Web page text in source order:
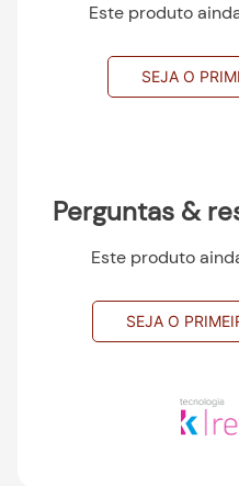
Este produto
SEJA O
Perguntas &
Este produto
SEJA O